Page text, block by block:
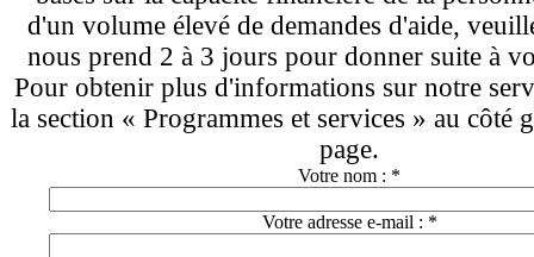
d'un volume élevé de demandes d'aide,
nous prend 2 à 3 jours pour donner suite à
Pour obtenir plus d'informations sur notre
la section « Programmes et services » au côté
page.
Votre nom : *
Votre adresse e-mail : *